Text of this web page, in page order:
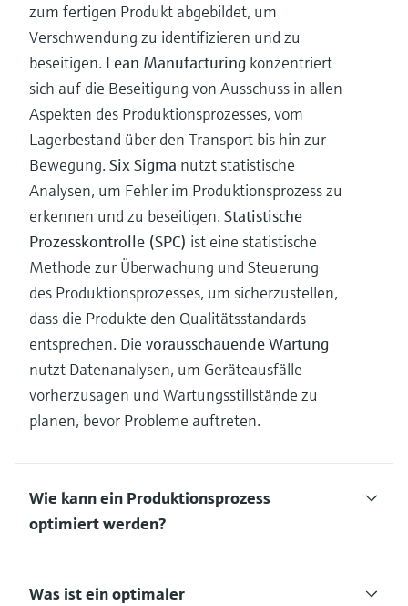
zum fertigen Produkt abgebildet, um
Verschwendung zu identifizieren und zu
beseitigen. Lean Manufacturing konzentriert
sich auf die Beseitigung von Ausschuss in allen
Aspekten des Produktionsprozesses, vom
Lagerbestand über den Transport bis hin zur
Bewegung. Six Sigma nutzt statistische
Analysen, um Fehler im Produktionsprozess zu
erkennen und zu beseitigen. Statistische
Prozesskontrolle (SPC) ist eine statistische
Methode zur Überwachung und Steuerung
des Produktionsprozesses, um sicherzustellen,
dass die Produkte den Qualitätsstandards
entsprechen. Die vorausschauende Wartung
nutzt Datenanalysen, um Geräteausfälle
vorherzusagen und Wartungsstillstände zu
planen, bevor Probleme auftreten.
Wie kann ein Produktionsprozess
optimiert werden?
Was ist ein optimaler